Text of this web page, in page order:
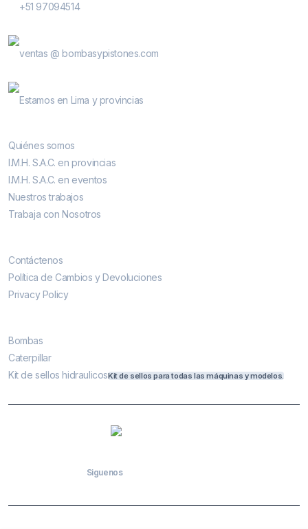
+51 97094514
ventas @ bombasypistones.com
Estamos en Lima y provincias
Quiénes somos
I.M.H. S.A.C. en provincias
I.M.H. S.A.C. en eventos
Nuestros trabajos
Trabaja con Nosotros
Contáctenos
Política de Cambios y Devoluciones
Privacy Policy
Bombas
Caterpillar
Kit de sellos hidraulicosKit de sellos para todas las máquinas y modelos.
Siguenos